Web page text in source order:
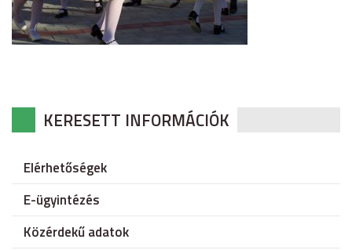
KERESETT INFORMÁCIÓK
Elérhetőségek
E-ügyintézés
Közérdekű adatok